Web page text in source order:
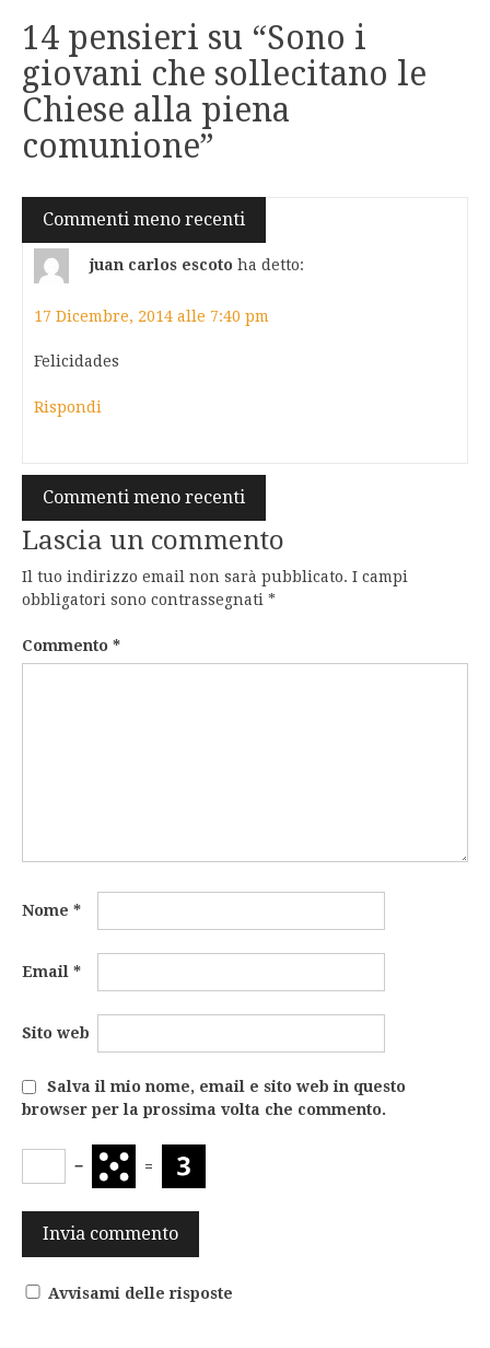
14 pensieri su “Sono i
giovani che sollecitano le
Chiese alla piena
comunione”
Navigazione
commenti
Commenti meno recenti
juan carlos escoto ha detto:
17 Dicembre, 2014 alle 7:40 pm
Felicidades
Rispondi
Navigazione
commenti
Commenti meno recenti
Lascia un commento
Il tuo indirizzo email non sarà pubblicato. I campi
obbligatori sono contrassegnati *
Commento *
Nome *
Email *
Sito web
Salva il mio nome, email e sito web in questo
browser per la prossima volta che commento.
− =
Avvisami delle risposte